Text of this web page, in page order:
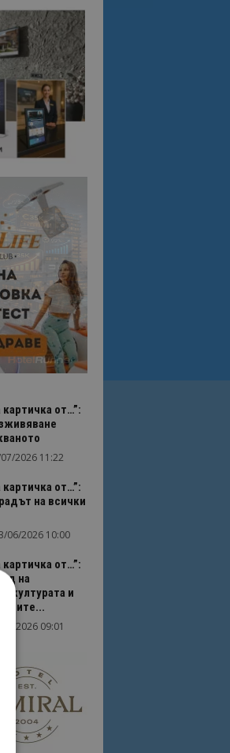
от…”:
2026 11:22
от…”:
на всички
06/2026 10:00
от…”:
на
културата и
06/2026 09:01